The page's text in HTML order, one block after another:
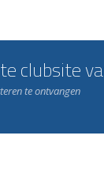
clubsite
te ontvangen